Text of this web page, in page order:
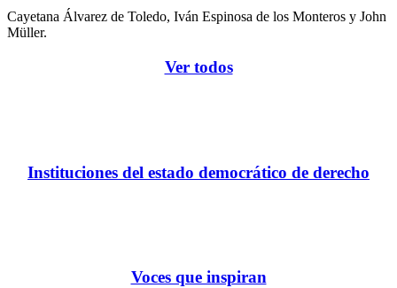
Cayetana Álvarez de Toledo, Iván Espinosa de los Monteros y John
Müller.
Ver todos
Instituciones del estado democrático de derecho
Voces que inspiran